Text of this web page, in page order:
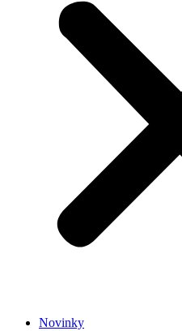
Novinky